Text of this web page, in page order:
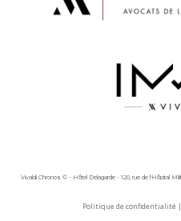
Vivaldi Chronos © - Hôtel Delagarde - 120, rue de l'Hôpital
Politique de confidentialité |